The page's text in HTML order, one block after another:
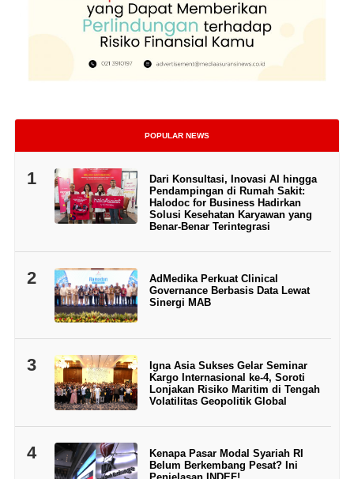
POPULAR NEWS
1
Dari Konsultasi, Inovasi AI hingga
Pendampingan di Rumah Sakit:
Halodoc for Business Hadirkan
Solusi Kesehatan Karyawan yang
Benar-Benar Terintegrasi
2
AdMedika Perkuat Clinical
Governance Berbasis Data Lewat
Sinergi MAB
3
Igna Asia Sukses Gelar Seminar
Kargo Internasional ke-4, Soroti
Lonjakan Risiko Maritim di Tengah
Volatilitas Geopolitik Global
4
Kenapa Pasar Modal Syariah RI
Belum Berkembang Pesat? Ini